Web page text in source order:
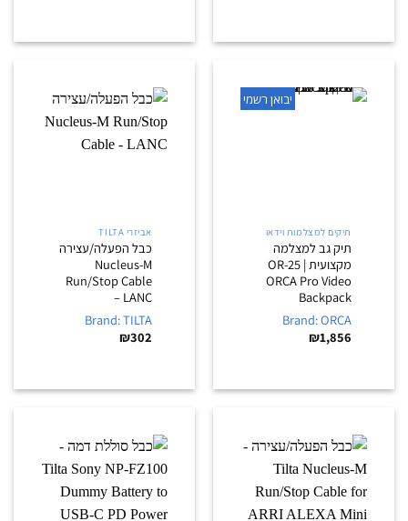
יבואן רשמי
תיקים למצלמות וידאו
תיק גב למצלמה
מקצועית | OR-25
ORCA Pro Video
Backpack
Brand: ORCA
₪1,856
אביזרי TILTA
כבל הפעלה/עצירה
Nucleus-M
Run/Stop Cable
– LANC
Brand: TILTA
₪302